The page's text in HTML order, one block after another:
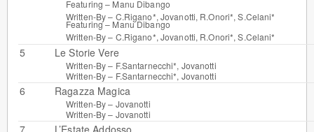
Featuring – Manu Dibango
Written-By – C.Rigano*, Jovanotti, R.Onori*,S.Celani*
Featuring – Manu Dibango
Written-By – C.Rigano*, Jovanotti, R.Onori*,S.Celani*
5 Le Storie Vere
Written-By – F.Santarnecchi*, Jovanotti
Written-By – F.Santarnecchi*, Jovanotti
6 Ragazza Magica
Written-By – Jovanotti
Written-By – Jovanotti